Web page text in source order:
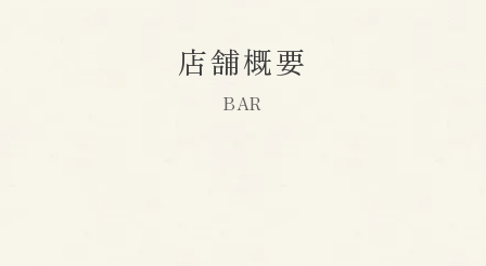
店舗概要
BAR